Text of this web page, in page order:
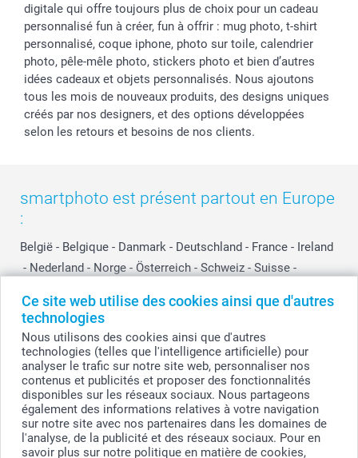
Ce site web utilise des cookies ainsi que d'autres
technologies
Nous utilisons des cookies ainsi que d'autres
technologies (telles que l'intelligence artificielle) pour
analyser le trafic sur notre site web, personnaliser nos
contenus et publicités et proposer des fonctionnalités
disponibles sur les réseaux sociaux. Nous partageons
également des informations relatives à votre navigation
sur notre site avec nos partenaires dans les domaines de
l'analyse, de la publicité et des réseaux sociaux. Pour en
savoir plus sur notre politique en matière de cookies,
digitale qui offre toujours plus de choix pour un cadeau
personnalisé fun à créer, fun à offrir : mug photo, t-shirt
personnalisé, coque iphone, photo sur toile, calendrier
photo, pêle-mêle photo, stickers photo et bien d’autres
idées cadeaux et objets personnalisés. Nous ajoutons
tous les mois de nouveaux produits, des designs uniques
créés par nos designers, et des options développées
selon les retours et besoins de nos clients.
smartphoto est présent partout en Europe
:
België - Belgique - Danmark - Deutschland - France - Ireland
- Nederland - Norge - Österreich - Schweiz - Suisse -
Other Countries
© smartphoto group. Tous droits réservés
smartphoto group SA.
Siège social : Kwatrechtsteenweg 160, 9230 Wetteren, Belgique
Tous les prix sont en EURO (€), TVA incluse et hors frais de port.